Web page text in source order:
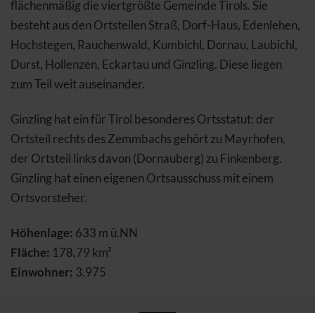
flächenmäßig die viertgrößte Gemeinde Tirols. Sie
besteht aus den Ortsteilen Straß, Dorf-Haus, Edenlehen,
Hochstegen, Rauchenwald, Kumbichl, Dornau, Laubichl,
Durst, Hollenzen, Eckartau und Ginzling. Diese liegen
zum Teil weit auseinander.
Ginzling hat ein für Tirol besonderes Ortsstatut: der
Ortsteil rechts des Zemmbachs gehört zu Mayrhofen,
der Ortsteil links davon (Dornauberg) zu Finkenberg.
Ginzling hat einen eigenen Ortsausschuss mit einem
Ortsvorsteher.
Höhenlage: 633 m ü.NN
Fläche: 178,79 km²
Einwohner: 3.975